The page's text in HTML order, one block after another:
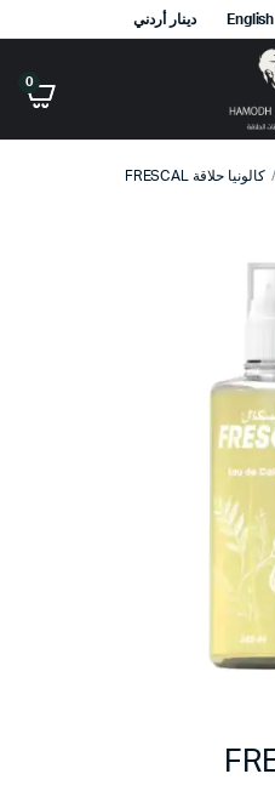
English دينار أردني
0
كالونيا حلاقة FRESCAL